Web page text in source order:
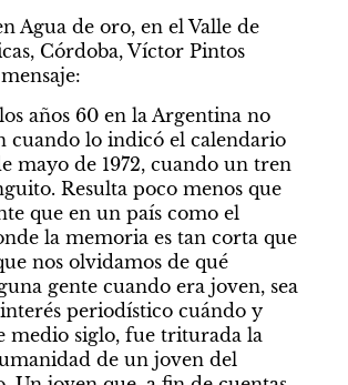
Agua de oro, en el Valle de
Córdoba, Víctor Pintos
años 60 en la Argentina no
cuando lo indicó el calendario
mayo de 1972, cuando un tren
Resulta poco menos que
que en un país como el
la memoria es tan corta que
nos olvidamos de qué
gente cuando era joven, sea
periodístico cuándo y
medio siglo, fue triturada la
de un joven del